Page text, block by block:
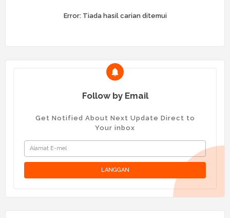
Error:Tiada hasil carian ditemui
Follow by Email
Get Notified About Next Update Direct to
Your inbox